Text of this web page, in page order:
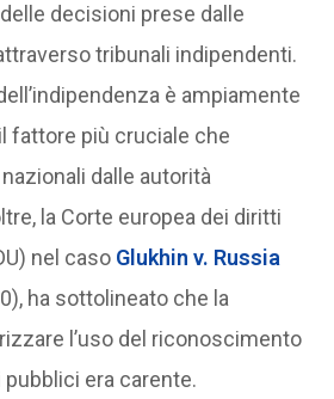
decisioni prese dalle
tribunali indipendenti.
è ampiamente
fattore più cruciale che
dalle autorità
la Corte europea dei diritti
nel caso Glukhin v. Russia
ha sottolineato che la
l’uso del riconoscimento
era carente.